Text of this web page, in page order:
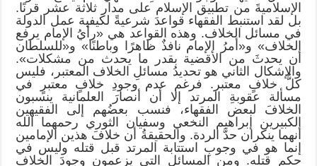
الإسلاميةَ من تطبيق الإسلام على مدار ثلاثة عشر قرنًا.
بل لقد استنبط الفقهاء قواعدَ شرعيةً لكيفية عمل الدولة
في مسائل الخلاف. وهذه القواعد هي «رأيُ الإمام يرفع
الخلاف» و«أمرُ الإمام نافذٌ ظاهرًا وباطنًا» و«للسلطان
أن يحدثَ من الأقضية بقدر ما يحدث من مشكلات».
والإشكال الثاني هو تحديدُ مسائلِ الخلاف المعتبر، فليس
كلُّ خلافٍ معتبر. فرغم عدم وجودِ خلافٍ معتبرٍ في
مسألة عقوبةِ المرتد إلا أن أنصارَ العلمانية ينسبون
الخلافَ لبعض الفقهاء، فنسب بعضُهم إلى الفقيهين
الكبيرين إبراهيم النخعي وسفيان الثوري رحمهما الله
أنهما ينكران حدَّ الردة. والحقيقةُ أن خلافَ هذين الإمامين
إنما هو في وجوبِ استتابة المرتد قبل قتله وليس في
حكمِ قتله. ومن المسائل التي يزعمون وجودَ الخلاف